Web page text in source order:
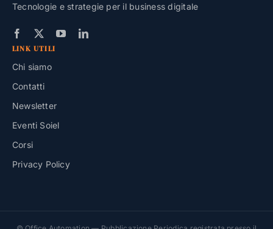
Tecnologie e strategie per il business digitale
LINK UTILI
Chi siamo
Contatti
Newsletter
Eventi Soiel
Corsi
Privacy Policy